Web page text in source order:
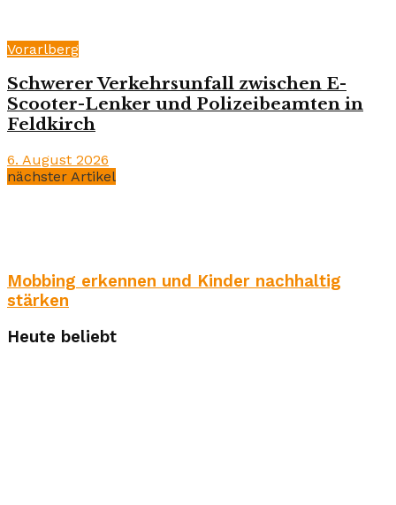
Vorarlberg
Schwerer Verkehrsunfall zwischen E-
Scooter-Lenker und Polizeibeamten in
Feldkirch
6. August 2026
nächster Artikel
Mobbing erkennen und Kinder nachhaltig
stärken
Heute beliebt